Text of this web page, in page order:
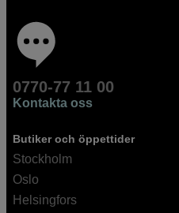
0770-77 11 00
Kontakta oss
Butiker och öppettider
Stockholm
Oslo
Helsingfors